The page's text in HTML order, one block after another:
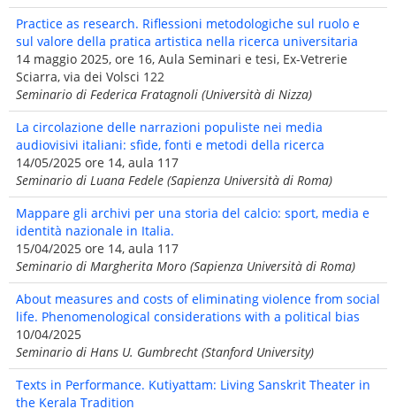
Practice as research. Riflessioni metodologiche sul ruolo e
sul valore della pratica artistica nella ricerca universitaria
14 maggio 2025, ore 16, Aula Seminari e tesi, Ex-Vetrerie
Sciarra, via dei Volsci 122
Seminario di Federica Fratagnoli (Università di Nizza)
La circolazione delle narrazioni populiste nei media
audiovisivi italiani: sfide, fonti e metodi della ricerca
14/05/2025 ore 14, aula 117
Seminario di Luana Fedele (Sapienza Università di Roma)
Mappare gli archivi per una storia del calcio: sport, media e
identità nazionale in Italia.
15/04/2025 ore 14, aula 117
Seminario di Margherita Moro (Sapienza Università di Roma)
About measures and costs of eliminating violence from social
life. Phenomenological considerations with a political bias
10/04/2025
Seminario di Hans U. Gumbrecht (Stanford University)
Texts in Performance. Kutiyattam: Living Sanskrit Theater in
the Kerala Tradition